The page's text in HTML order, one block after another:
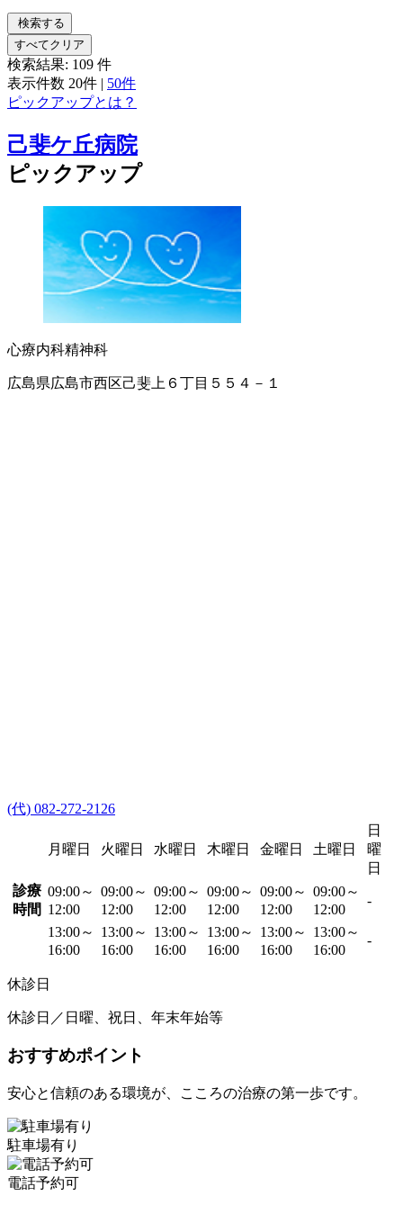
検索する
すべてクリア
検索結果: 109 件
表示件数 20件 | 50件
ピックアップとは？
己斐ケ丘病院
ピックアップ
心療内科精神科
広島県広島市西区己斐上６丁目５５４－１
(代) 082-272-2126
月曜日 火曜日 水曜日 木曜日 金曜日 土曜日
日
曜
日
診療
時間
09:00～
12:00
09:00～
12:00
09:00～
12:00
09:00～
12:00
09:00～
12:00
09:00～
12:00
-
13:00～
16:00
13:00～
16:00
13:00～
16:00
13:00～
16:00
13:00～
16:00
13:00～
16:00
-
休診日
休診日／日曜、祝日、年末年始等
おすすめポイント
安心と信頼のある環境が、こころの治療の第一歩です。
駐車場有り
電話予約可